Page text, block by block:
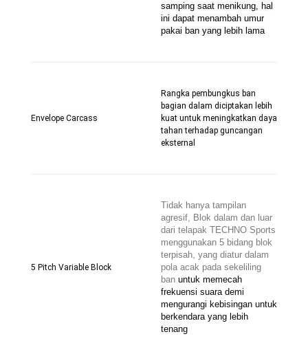
samping saat menikung, hal
ini dapat menambah umur
pakai ban yang lebih lama
Envelope Carcass
Rangka pembungkus ban
bagian dalam diciptakan lebih
kuat untuk meningkatkan daya
tahan terhadap guncangan
eksternal
5 Pitch Variable Block
Tidak hanya tampilan
agresif, Blok dalam dan luar
dari telapak TECHNO Sports
menggunakan 5 bidang blok
terpisah, yang diatur dalam
pola acak pada sekeliling
ban untuk memecah
frekuensi suara demi
mengurangi kebisingan untuk
berkendara yang lebih
tenang